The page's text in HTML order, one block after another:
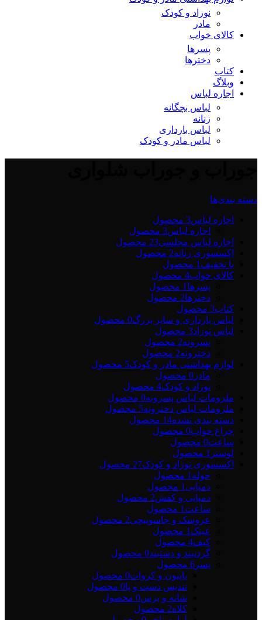
نوزاد و کودک
مادر
کالای خواب
پسرها
دخترها
کتاب
وبلاگ
اجاره لباس
لباس بچگانه
زنانه
لباس بارداری
لباس مادر و کودک
دسته بندی‌ها
اجاره لباس3 محصول
اجاره لباس3 محصول
اجاره لباس مجلسی23 محصول
اکسسوری زنانه2 محصول
با تخفیف 1 محصول
کالای خواب4 محصول
پسرها 1 محصول
دخترها2 محصول
کتاب3 محصول
لباس بارداری و سایز بزرگ0 محصول
لباس نوزاد3 محصول
پسرونه2 محصول
دخترونه2 محصول
لوازم بهداشتی مادر و کودک5 محصول
مادر 0 محصول
نوزاد و کودک4 محصول
ملزومات لباس پسرونه0 محصول
ملزومات لباس دخترونه5 محصول
دسته بندی نشده14 محصول
چراغ خواب0 محصول
ساعت0 محصول
لوستر 1 محصول
اکسسوری نوزاد و کودک27 محصول
حوله 1 محصول
دمپایی 1 محصول
دمپایی و کفش2 محصول
ساعت 1 محصول
عروسک و جاسوییچی2 محصول
عینک 1 محصول
کیف4 محصول
گردنبند و دستبند0 محصول
پسر 6 محصول
پاپیون و کروات0 محصول
تندیس دست و پا0 محصول
شانه و برس0 محصول
کلاه2 محصول